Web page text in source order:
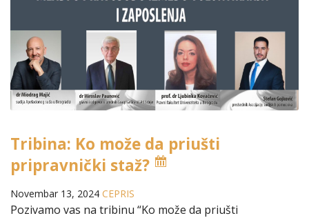
Tribina: Ko može da priušti
pripravnički staž?
Novembar 13, 2024 CEPRIS
Pozivamo vas na tribinu “Ko može da priušti